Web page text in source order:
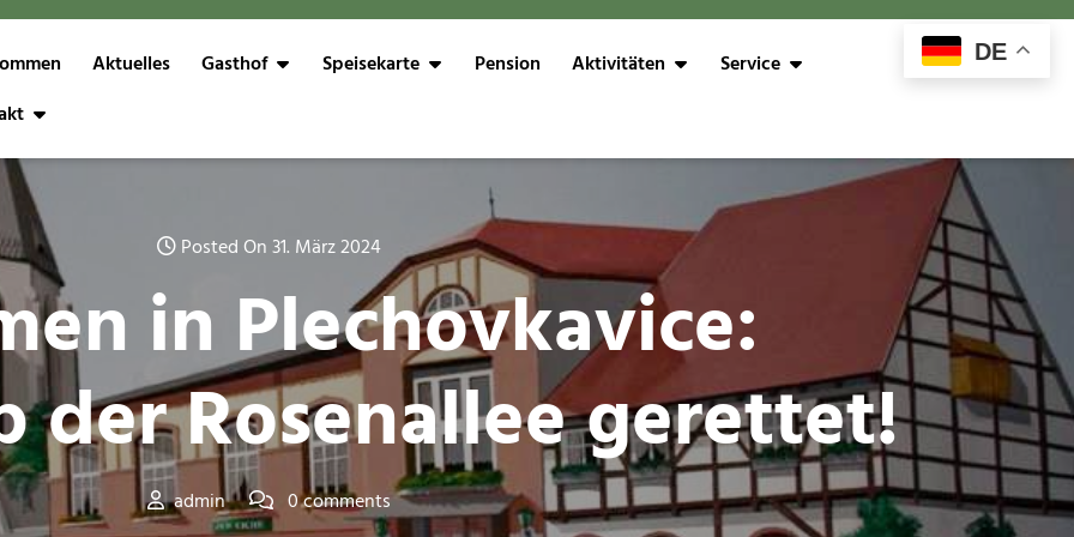
Aktuelles Gasthof Speisekarte Pension Aktivitäten
Service
Posted On 31. März 2024
in Plechovkavice:
der Rosenallee gerettet!
admin
0 comments
DE